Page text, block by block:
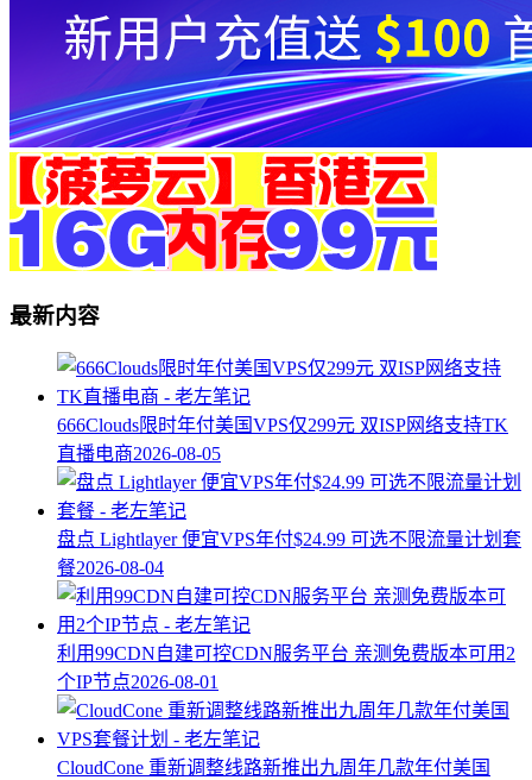
最新内容
666Clouds限时年付美国VPS仅299元 双ISP网络支持TK
直播电商2026-08-05
盘点 Lightlayer 便宜VPS年付$24.99 可选不限流量计划套
餐2026-08-04
利用99CDN自建可控CDN服务平台 亲测免费版本可用2
个IP节点2026-08-01
CloudCone 重新调整线路新推出九周年几款年付美国